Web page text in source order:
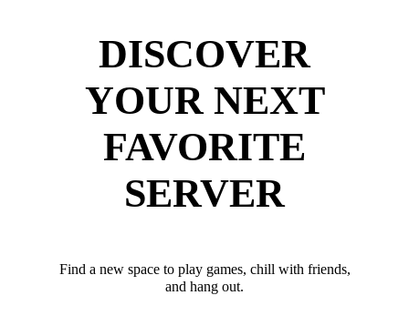
DISCOVER
YOUR NEXT
FAVORITE
SERVER
Find a new space to play games, chill with friends,
and hang out.